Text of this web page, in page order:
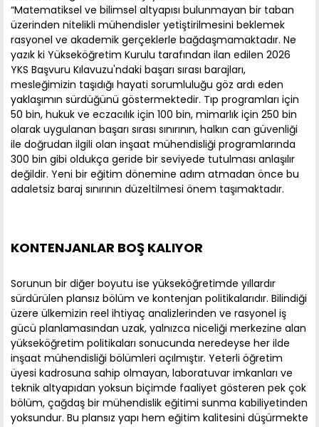
“Matematiksel ve bilimsel altyapısı bulunmayan bir taban
üzerinden nitelikli mühendisler yetiştirilmesini beklemek
rasyonel ve akademik gerçeklerle bağdaşmamaktadır. Ne
yazık ki Yükseköğretim Kurulu tarafından ilan edilen 2026
YKS Başvuru Kılavuzu'ndaki başarı sırası barajları,
mesleğimizin taşıdığı hayati sorumluluğu göz ardı eden
yaklaşımın sürdüğünü göstermektedir. Tıp programları için
50 bin, hukuk ve eczacılık için 100 bin, mimarlık için 250 bin
olarak uygulanan başarı sırası sınırının, halkın can güvenliği
ile doğrudan ilgili olan inşaat mühendisliği programlarında
300 bin gibi oldukça geride bir seviyede tutulması anlaşılır
değildir. Yeni bir eğitim dönemine adım atmadan önce bu
adaletsiz baraj sınırının düzeltilmesi önem taşımaktadır.
KONTENJANLAR BOŞ KALIYOR
Sorunun bir diğer boyutu ise yükseköğretimde yıllardır
sürdürülen plansız bölüm ve kontenjan politikalarıdır. Bilindiği
üzere ülkemizin reel ihtiyaç analizlerinden ve rasyonel iş
gücü planlamasından uzak, yalnızca niceliği merkezine alan
yükseköğretim politikaları sonucunda neredeyse her ilde
inşaat mühendisliği bölümleri açılmıştır. Yeterli öğretim
üyesi kadrosuna sahip olmayan, laboratuvar imkanları ve
teknik altyapıdan yoksun biçimde faaliyet gösteren pek çok
bölüm, çağdaş bir mühendislik eğitimi sunma kabiliyetinden
yoksundur. Bu plansız yapı hem eğitim kalitesini düşürmekte